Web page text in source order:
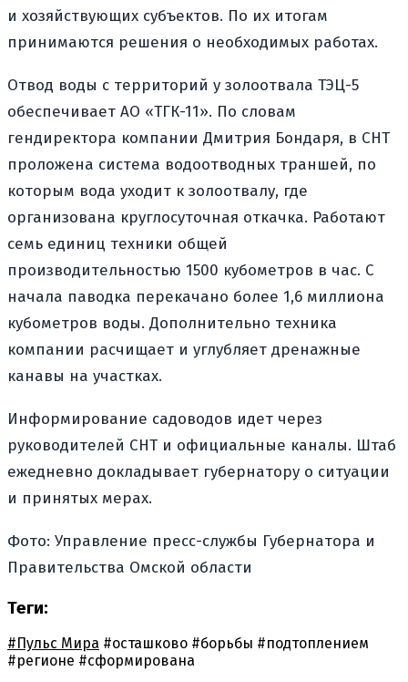
и хозяйствующих субъектов. По их итогам
принимаются решения о необходимых работах.
Отвод воды с территорий у золоотвала ТЭЦ-5
обеспечивает АО «ТГК-11». По словам
гендиректора компании Дмитрия Бондаря, в СНТ
проложена система водоотводных траншей, по
которым вода уходит к золоотвалу, где
организована круглосуточная откачка. Работают
семь единиц техники общей
производительностью 1500 кубометров в час. С
начала паводка перекачано более 1,6 миллиона
кубометров воды. Дополнительно техника
компании расчищает и углубляет дренажные
канавы на участках.
Информирование садоводов идет через
руководителей СНТ и официальные каналы. Штаб
ежедневно докладывает губернатору о ситуации
и принятых мерах.
Фото: Управление пресс-службы Губернатора и
Правительства Омской области
Теги:
#Пульс Мира #осташково #борьбы #подтоплением
#регионе #сформирована